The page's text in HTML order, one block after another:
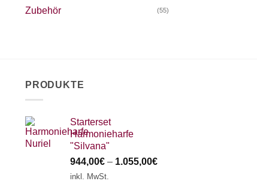
Zubehör (55)
PRODUKTE
Starterset
Harmonieharfe
"Silvana"
944,00€ – 1.055,00€
inkl. MwSt.